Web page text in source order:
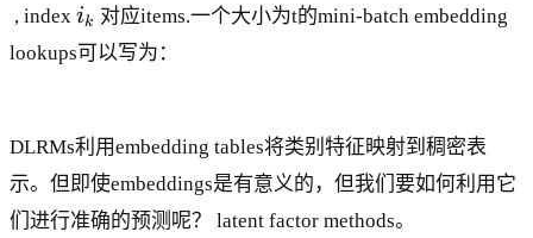
R
i
m
es
, index i
_
k
ik 对应items.一个大小为t的mini-batch embedding
lookups可以写为：
DLRMs利用embedding tables将类别特征映射到稠密表
示。但即使embeddings是有意义的，但我们要如何利用它
们进行准确的预测呢？ latent factor methods。